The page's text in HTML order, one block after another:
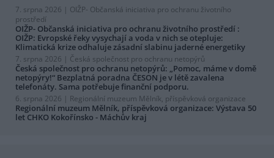
7. srpna 2026 | OIŽP- Občanská iniciativa pro ochranu životního
prostředí
OIŽP- Občanská iniciativa pro ochranu životního prostředí :
OIŽP: Evropské řeky vysychají a voda v nich se otepluje:
Klimatická krize odhaluje zásadní slabinu jaderné energetiky
7. srpna 2026 | Česká společnost pro ochranu netopýrů
Česká společnost pro ochranu netopýrů: „Pomoc, máme v domě
netopýry!“ Bezplatná poradna ČESON je v létě zavalena
telefonáty. Sama potřebuje finanční podporu.
6. srpna 2026 | Regionální muzeum Mělník, příspěvková organizace
Regionální muzeum Mělník, příspěvková organizace: Výstava 50
let CHKO Kokořínsko - Máchův kraj